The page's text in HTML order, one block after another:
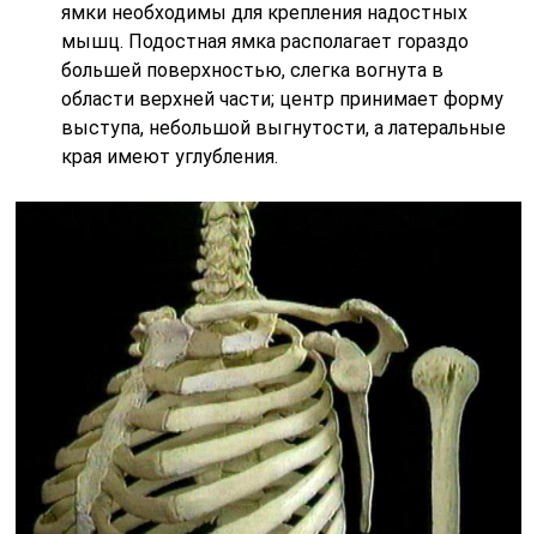
ямки необходимы для крепления надостных
мышц. Подостная ямка располагает гораздо
большей поверхностью, слегка вогнута в
области верхней части; центр принимает форму
выступа, небольшой выгнутости, а латеральные
края имеют углубления.